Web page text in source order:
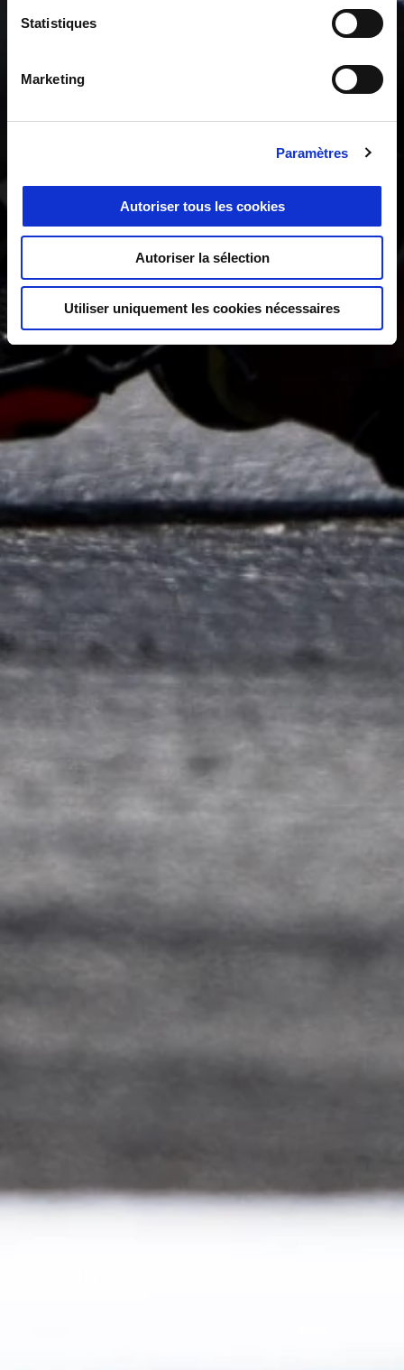
Statistiques
Marketing
Paramètres
Autoriser tous les cookies
Autoriser la sélection
Utiliser uniquement les cookies nécessaires